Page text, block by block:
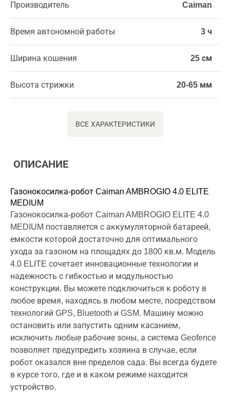
Производитель Caiman
Время автономной работы 3 ч
Ширина кошения 25 см
Высота стрижки 20-65 мм
ВСЕ ХАРАКТЕРИСТИКИ
ОПИСАНИЕ
Газонокосилка-робот Caiman AMBROGIO 4.0 ELITE
MEDIUM
Газонокосилка-робот Caiman AMBROGIO ELITE 4.0
MEDIUM поставляется с аккумуляторной батареей,
емкости которой достаточно для оптимального
ухода за газоном на площадях до 1800 кв.м. Модель
4.0 ELITE сочетает инновационные технологии и
надежность с гибкостью и модульностью
конструкции. Вы можете подключиться к роботу в
любое время, находясь в любом месте, посредством
технологий GPS, Bluetooth и GSM. Машину можно
остановить или запустить одним касанием,
исключить любые рабочие зоны, а система Geofence
позволяет предупредить хозяина в случае, если
робот оказался вне пределов сада. Вы всегда будете
в курсе того, где и в каком режиме находится
устройство.